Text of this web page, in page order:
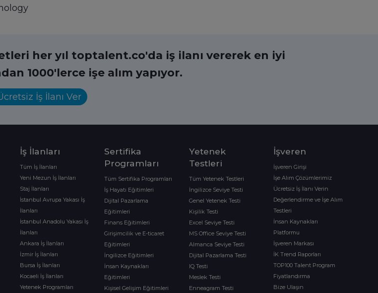
her yıl toptalent.co'da iş ilanı vererek en iyi
1000'lerce işe alım yapıyor.
İş İlanı Ver
İş İlanları
Tüm İş İlanları
Yeni Mezun İş İlanları
Staj İlanları
İstanbul Avrupa Yakası İş
İlanları
İstanbul Anadolu Yakası İş
İlanları
Ankara İş İlanları
İzmir İş İlanları
Bursa İş İlanları
Kocaeli İş İlanları
Yetenek Programları
Sertifika
Programları
Tüm Sertifika Programları
İş Hayatı Eğitimleri
Dijital Pazarlama
Eğitimleri
Finans Eğitimleri
Girişimcilik ve E-ticaret
Eğitimleri
İngilizce Eğitimleri
İnsan Kaynakları
Eğitimleri
Kişisel Gelişim Eğitimleri
Yetenek
Testleri
Tüm Yetenek Testleri
İngilizce Seviye Testi
Genel Yetenek Testi
Kişilik Testi
Excel Seviye Testi
MS Office Seviye Testi
Almanca Seviye Testi
Dijital Pazarlama Testi
IQ Testi
Meslek Testi
Enneagram Testi
İşveren
İşveren Girişi
İşe Alım Çözümlerimiz
Ücretsiz İş İlanı Verin
Değerlendirme ve İşe Alım
Testleri
İnsan Kaynakları
Platformu
İşveren Markası
İK Trend Raporları
TOP100 Talent Program
Fiyatlandırma
Bize Ulaşın